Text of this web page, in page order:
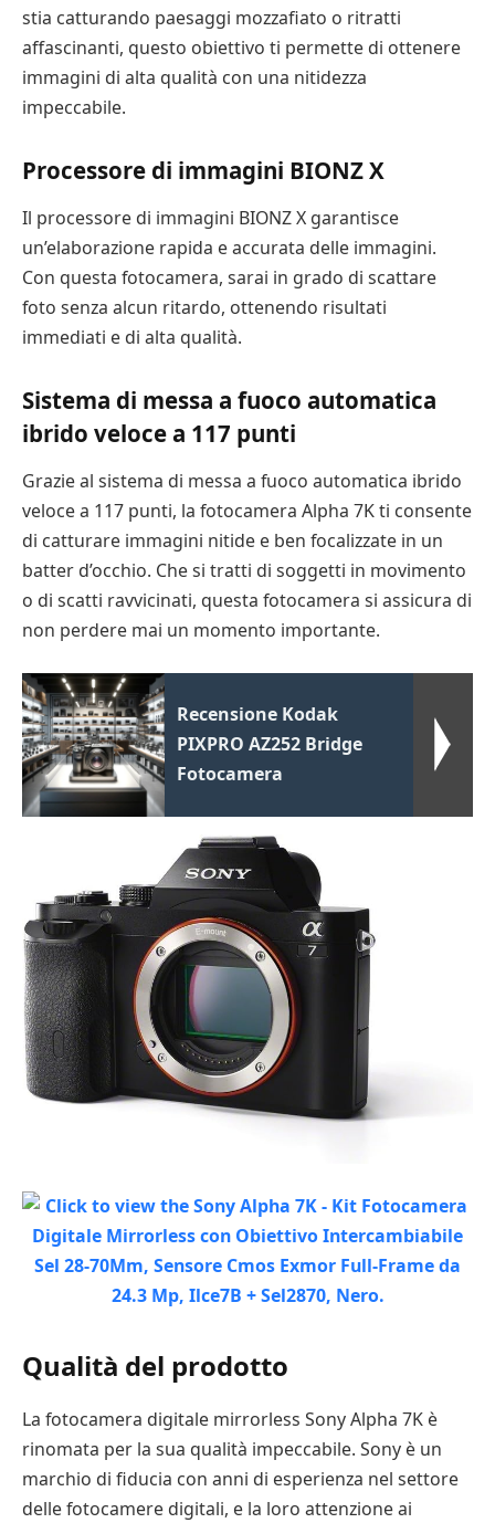
stia catturando paesaggi mozzafiato o ritratti
affascinanti, questo obiettivo ti permette di ottenere
immagini di alta qualità con una nitidezza
impeccabile.
Processore di immagini BIONZ X
Il processore di immagini BIONZ X garantisce
un’elaborazione rapida e accurata delle immagini.
Con questa fotocamera, sarai in grado di scattare
foto senza alcun ritardo, ottenendo risultati
immediati e di alta qualità.
Sistema di messa a fuoco automatica
ibrido veloce a 117 punti
Grazie al sistema di messa a fuoco automatica ibrido
veloce a 117 punti, la fotocamera Alpha 7K ti consente
di catturare immagini nitide e ben focalizzate in un
batter d’occhio. Che si tratti di soggetti in movimento
o di scatti ravvicinati, questa fotocamera si assicura di
non perdere mai un momento importante.
Recensione Kodak
PIXPRO AZ252 Bridge
Fotocamera
Qualità del prodotto
La fotocamera digitale mirrorless Sony Alpha 7K è
rinomata per la sua qualità impeccabile. Sony è un
marchio di fiducia con anni di esperienza nel settore
delle fotocamere digitali, e la loro attenzione ai